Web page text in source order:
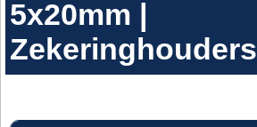
5x20mm |
Zekeringhouders